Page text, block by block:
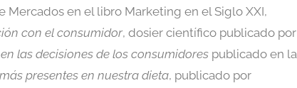
Mercados en el libro Marketing en el Siglo XXI,
con el consumidor, dosier científico publicado por
las decisiones de los consumidores publicado en la
presentes en nuestra dieta, publicado por